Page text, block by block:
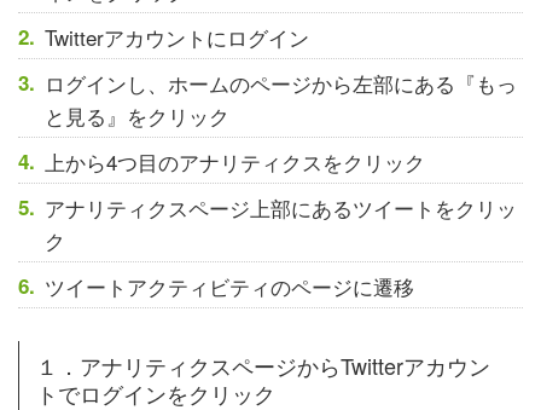
Twitterアカウントにログイン
ログインし、ホームのページから左部にある『もっ
と見る』をクリック
上から4つ目のアナリティクスをクリック
アナリティクスページ上部にあるツイートをクリッ
ク
ツイートアクティビティのページに遷移
１．アナリティクスページからTwitterアカウン
トでログインをクリック